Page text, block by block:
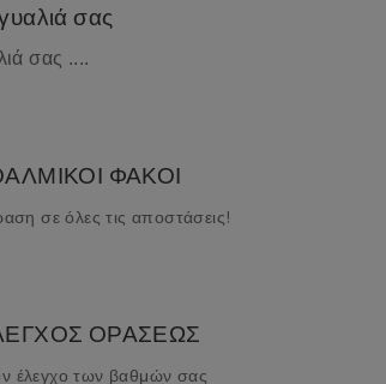
σας
σας ....
ΦΑΚΟΙ
σε όλες τις αποστάσεις!
ΟΡΑΣΕΩΣ
έλεγχο των βαθμών σας